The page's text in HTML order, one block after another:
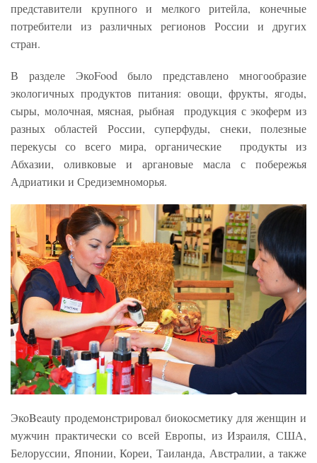
представители крупного и мелкого ритейла, конечные
потребители из различных регионов России и других
стран.
В разделе ЭкоFood было представлено многообразие
экологичных продуктов питания: овощи, фрукты, ягоды,
сыры, молочная, мясная, рыбная продукция с экоферм из
разных областей России, суперфуды, снеки, полезные
перекусы со всего мира, органические продукты из
Абхазии, оливковые и аргановые масла с побережья
Адриатики и Средиземноморья.
ЭкоBeauty продемонстрировал биокосметику для женщин и
мужчин практически со всей Европы, из Израиля, США,
Белоруссии, Японии, Кореи, Таиланда, Австралии, а также